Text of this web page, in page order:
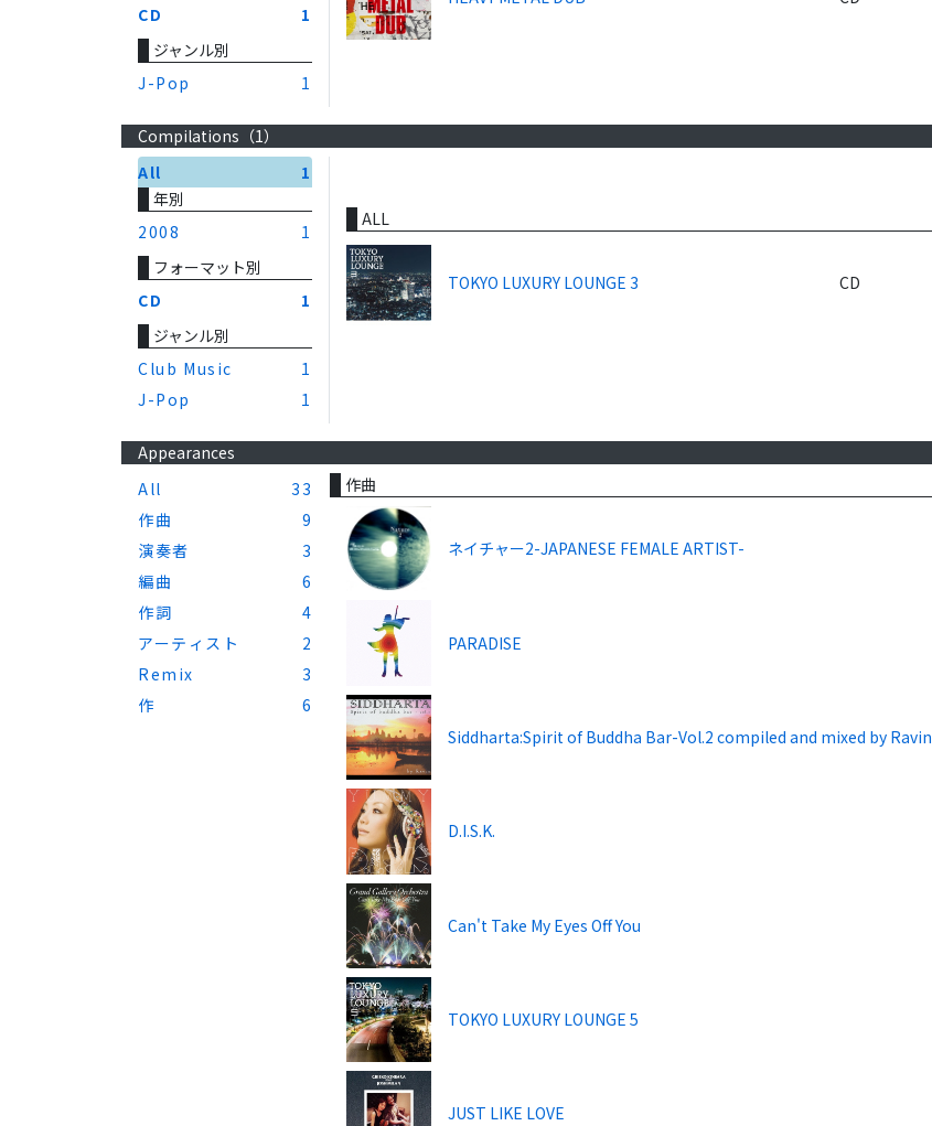
CD
1
ジャンル別
J-Pop
1
Compilations（1）
All
1
年別
2008
1
フォーマット別
CD
1
ジャンル別
Club Music
1
J-Pop
1
ALL
TOKYO LUXURY LOUNGE 3 CD
Appearances
All
33
作曲
9
演奏者
3
編曲
6
作詞
4
アーティスト
2
Remix
3
作
6
作曲
ネイチャー2-JAPANESE FEMALE ARTIST-
PARADISE
Siddharta:Spirit of Buddha Bar-Vol.2 compiled and mixed by Ravin
D.I.S.K.
Can't Take My Eyes Off You
TOKYO LUXURY LOUNGE 5
JUST LIKE LOVE